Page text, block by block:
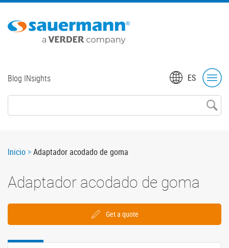
Skip
main
ES
Top
Blog INsights
Breadcrumb
Inicio Adaptador acodado de goma
Adaptador acodado de goma
Get a quote